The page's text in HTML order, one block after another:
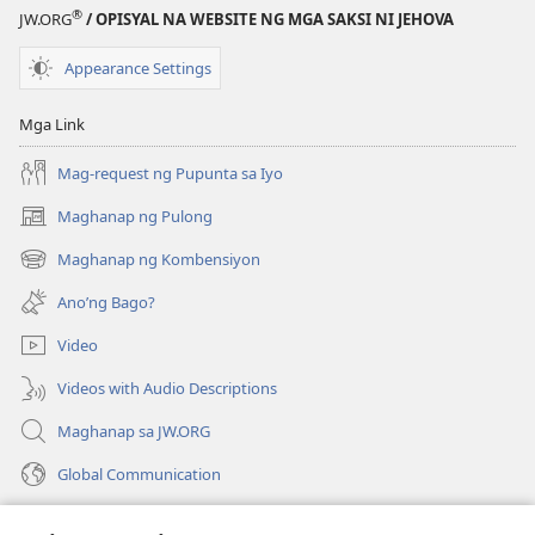
SA
SA
JW.ORG® / OPISYAL NA WEBSITE NG MGA SAKSI NI JEHOVA
Appearance Settings
Mga Link
Mag-request ng Pupunta sa Iyo
Maghanap ng Pulong
(may
bubukas
na
bagong
window)
Maghanap ng Kombensiyon
(may
bubukas
na
bagong
window)
Ano’ng Bago?
Video
Videos with Audio Descriptions
Maghanap sa JW.ORG
Global Communication